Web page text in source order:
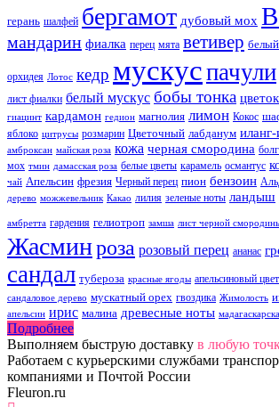
герань шалфей бергамот дубовый мох
мандарин фиалка перец мята ветивер
орхидея Лотос кедр мускуспачули
лист фиалки белый мускус бобы тонка
гиацинт кардамон гедион магнолия лимон Кокос
яблоко цитрусы розмарин Цветочный лабданум иланг-
амброксан майская роза кожа черная смородина
мох тмин дамасская роза белые цветы карамель османтус
чай Апельсин фрезия Черный перец пион бензоин
дерево можжевельник Какао лилия зеленые ноты ландыш
амбретта гардения гелиотроп замша лист черной
Жасминроза розовый перец ананас
сандал тубероза красные ягоды апельсиновый цвет
сандаловое дерево мускатный орех гвоздика Жимолость
апельсин ирис малина древесные ноты
Подробнее
Выполняем быструю доставку в любую
Работаем с курьерскими службами
компаниями и Почтой России
Fleuron.ru